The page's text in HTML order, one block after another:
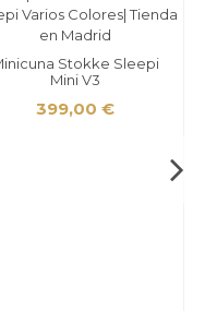
Stokke Sleepi
Mini V3
399,00 €